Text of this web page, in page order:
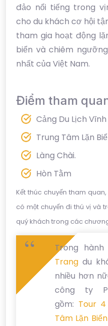
đảo nổi tiếng trong
cho du khách cơ hội
tham gia hoạt động
biển và chiêm
nhất của Việt Nam.
Điểm tham
Cảng Du Lịch
Trung Tâm Lặn
Làng Chài.
Hòn Tằm
Kết thúc chuyến tham
có một chuyến đi thú vị và
quý khách trong các
Trong
Trangdu
nhiều hơn
công ty
gồm: Tour
Tâm Lặn